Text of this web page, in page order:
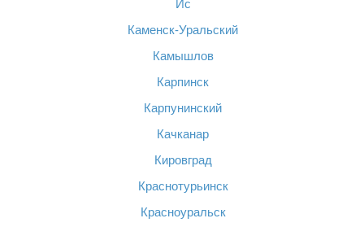
Ис
Каменск-Уральский
Камышлов
Карпинск
Карпунинский
Качканар
Кировград
Краснотурьинск
Красноуральск